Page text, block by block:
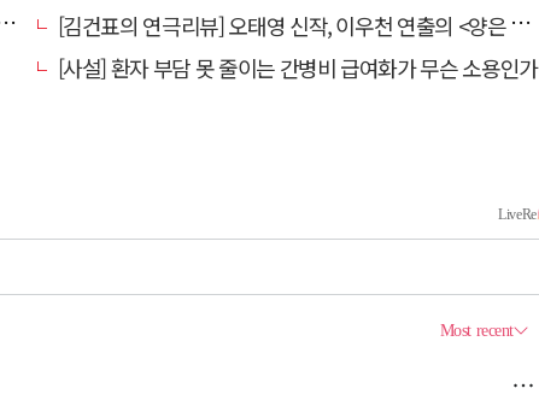
[김건표의 연극리뷰] 오태영 신작, 이우천 연출의 <양은 양순하다>"국민을 온순한 양으로 길들이는 전체주의적 정치의 알레고리"
[사설] 환자 부담 못 줄이는 간병비 급여화가 무슨 소용인가